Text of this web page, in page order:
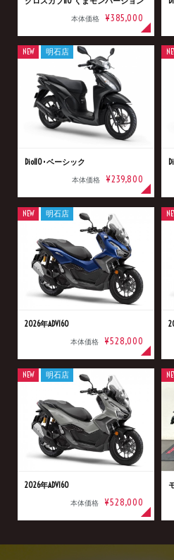
本体価格 ¥385,000
Dio110･ベーシック
本体価格 ¥239,800
NEW 明石店
2026年ADV160
本体価格 ¥528,000
NEW 明石店
2026年ADV160
本体価格 ¥528,000
NEW 明石店